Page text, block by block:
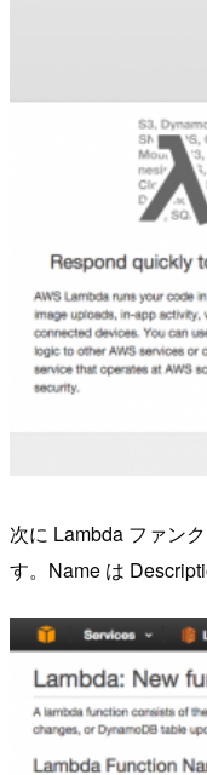
次に Lambda ファン
す。Name は